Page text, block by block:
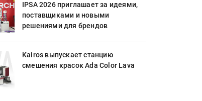
IPSA 2026 приглашает за идеями,
поставщиками и новыми
решениями для брендов
Kairos выпускает станцию
смешения красок Ada Color Lava